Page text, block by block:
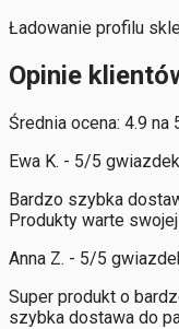
Ładowanie profilu
Opinie
Średnia ocena: 4.9
Ewa K. - 5/5 gwiazdek
Bardzo szybka
Produkty warte
Anna Z. - 5/5
Super produkt o
szybka dostawa do